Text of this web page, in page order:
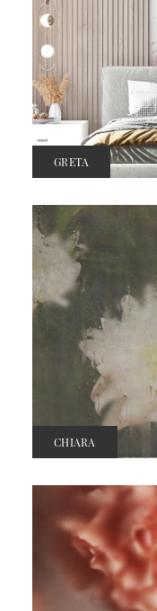
GRETA
CHIARA